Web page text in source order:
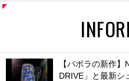
【バボラの新作
DRIVE」と最新シ